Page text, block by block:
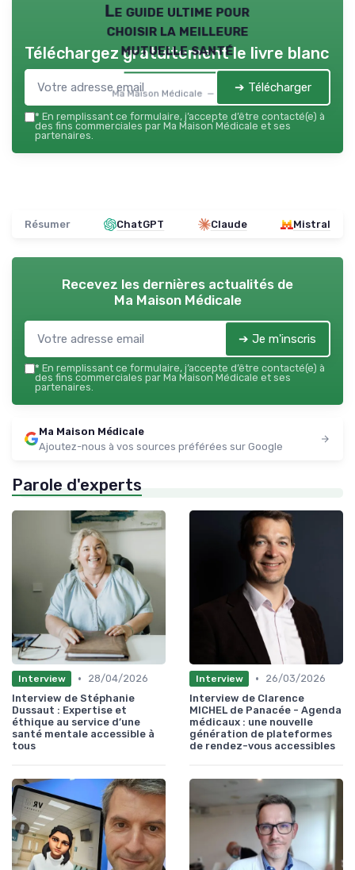
Le guide ultime pour
choisir la meilleure
mutuelle santé
Ma Maison Médicale — 2026
Téléchargez gratuitement le livre blanc
➔ Télécharger
* En remplissant ce formulaire, j’accepte d’être contacté(e) à
des fins commerciales par Ma Maison Médicale et ses
partenaires.
Résumer ChatGPT Claude Mistral
Recevez les dernières actualités de
Ma Maison Médicale
➔ Je m'inscris
* En remplissant ce formulaire, j’accepte d’être contacté(e) à
des fins commerciales par Ma Maison Médicale et ses
partenaires.
Ma Maison Médicale
Ajoutez-nous à vos sources préférées sur Google
Parole d'experts
Interview •
28/04/2026
Interview de Stéphanie
Dussaut : Expertise et
éthique au service d’une
santé mentale accessible à
tous
Interview •
26/03/2026
Interview de Clarence
MICHEL de Panacée - Agenda
médicaux : une nouvelle
génération de plateformes
de rendez-vous accessibles